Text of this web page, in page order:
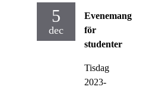
5
dec
Evenemang
för
studenter
Tisdag
2023-